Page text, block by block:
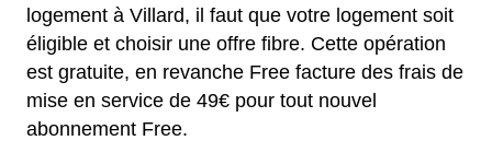
logement à Villard, il faut que votre logement soit
éligible et choisir une offre fibre. Cette opération
est gratuite, en revanche Free facture des frais de
mise en service de 49€ pour tout nouvel
abonnement Free.